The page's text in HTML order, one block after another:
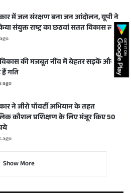
में जल संरक्षण बना जन आंदोलन, यूपी ने
संयुक्त राष्ट्र का छठवां सतत विकास लक्ष्य
की मजबूत नींव में बेहतर सड़कें और
गति
ago
ने जीरो पॉवर्टी अभियान के तहत
कौशल प्रशिक्षण के लिए मंजूर किए 50
ago
Show More